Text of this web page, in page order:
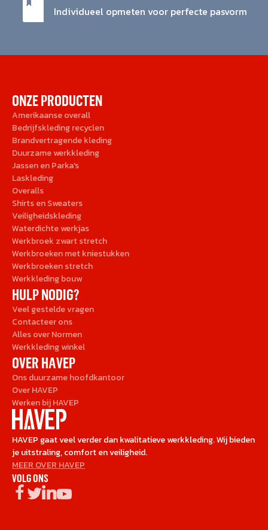
Individueel opmeten voor perfecte pasvorm
HAVEP gaat veel verder dan kwalitatieve werkkleding. Wij bieden
je uitstraling, comfort en veiligheid.
MEER OVER HAVEP
VOLG ONS
ONZE PRODUCTEN
Amerikaanse overall
Bedrijfskleding recyclen
Brandvertragende kleding
Duurzame werkkleding
Jassen en Parka's
Laskleding
Overalls
Shirts en Sweaters
Veiligheidskleding
Waterdichte werkjas
Werkbroek zwart stretch
Werkbroeken met kniestukken
Werkbroeken stretch
Werkkleding bouw
HULP NODIG?
Veel gestelde vragen
Contacteer ons
Alles over Normen
Werkkleding winkel
OVER HAVEP
Ons duurzame hoofdkantoor
Over HAVEP
Werken bij HAVEP